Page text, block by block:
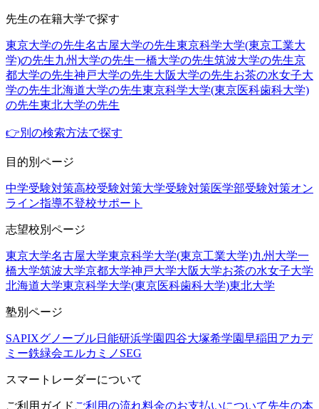
先生の在籍大学で探す
東京大学の先生名古屋大学の先生東京科学大学(東京工業大
学)の先生九州大学の先生一橋大学の先生筑波大学の先生京
都大学の先生神戸大学の先生大阪大学の先生お茶の水女子大
学の先生北海道大学の先生東京科学大学(東京医科歯科大学)
の先生東北大学の先生
👉別の検索方法で探す
目的別ページ
中学受験対策高校受験対策大学受験対策医学部受験対策オン
ライン指導不登校サポート
志望校別ページ
東京大学名古屋大学東京科学大学(東京工業大学)九州大学一
橋大学筑波大学京都大学神戸大学大阪大学お茶の水女子大学
北海道大学東京科学大学(東京医科歯科大学)東北大学
塾別ページ
SAPIXグノーブル日能研浜学園 四谷大塚希学園早稲田アカデ
ミー鉄緑会エルカミノ SEG
スマートレーダーについて
ご利用ガイド ご利用の流れ料金のお支払いについて先生の本